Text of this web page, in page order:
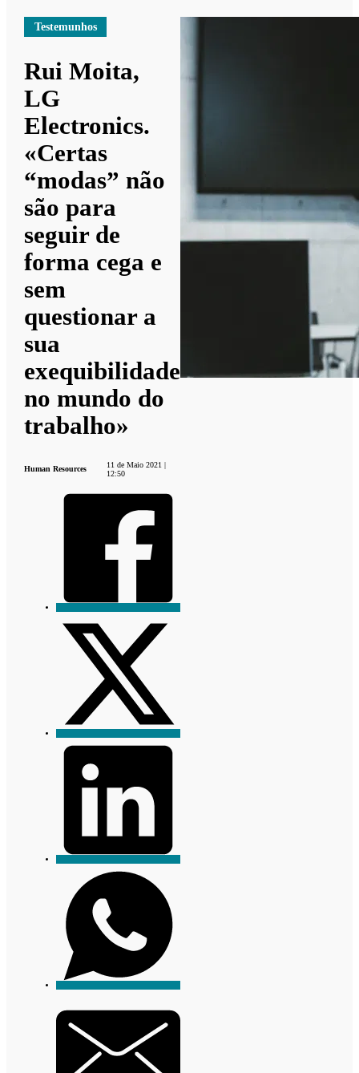
Testemunhos
Rui Moita,
LG
Electronics.
«Certas
“modas” não
são para
seguir de
forma cega e
sem
questionar a
sua
exequibilidade
no mundo do
trabalho»
Human Resources
11 de Maio 2021 |
12:50